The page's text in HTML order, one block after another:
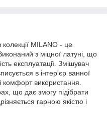
MILANO - це
з міцної латуні, що
експлуатації. Змішувач
в інтер'єр ванної
комфорт використання.
що дає змогу підібрати
гарною якістю і